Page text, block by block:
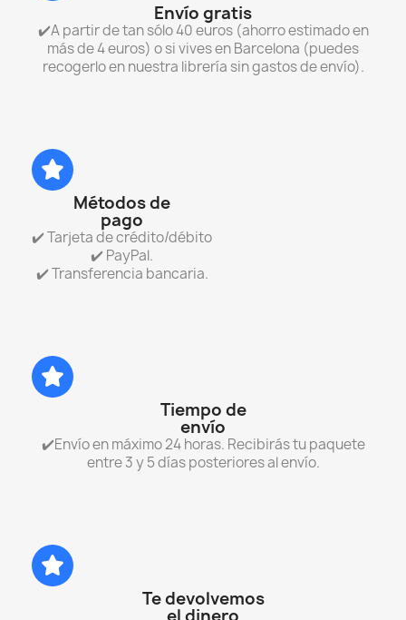
Envío gratis
✔️A partir de tan sólo 40 euros (ahorro estimado en
más de 4 euros) o si vives en Barcelona (puedes
recogerlo en nuestra librería sin gastos de envío).
Métodos de
pago
✔️ Tarjeta de crédito/débito
✔️ PayPal.
✔️ Transferencia bancaria.
Tiempo de
envío
✔️Envío en máximo 24 horas. Recibirás tu paquete
entre 3 y 5 días posteriores al envío.
Te devolvemos